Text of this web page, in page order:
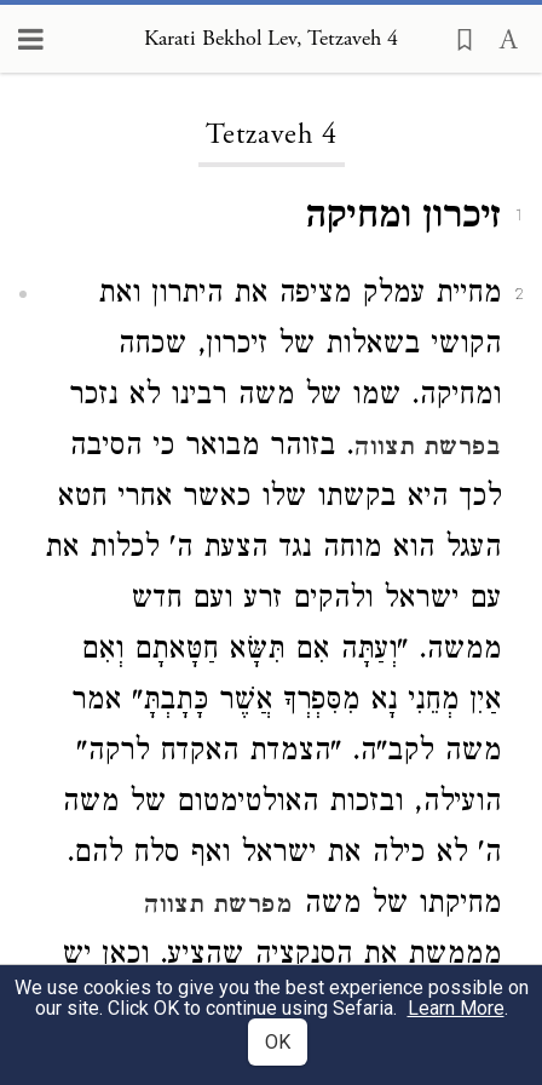
Karati Bekhol Lev, Tetzaveh 4
Tetzaveh 4
1 זיכרון ומחיקה
2
מחיית עמלק מציפה את היתרון ואת
הקושי בשאלות של זיכרון, שכחה
ומחיקה. שמו של משה רבינו לא נזכר
בפרשת תצווה. בזוהר מבואר כי הסיבה
לכך היא בקשתו שלו כאשר אחרי חטא
העגל הוא מוחה נגד הצעת ה' לכלות את
עם ישראל ולהקים זרע ועם חדש
ממשה. "וְעַתָּה אִם תִּשָּׂא חַטָּאתָם וְאִם
אַיִן מְחֵנִי נָא מִסִּפְרְךָ אֲשֶׁר כָּתָבְתָּ" אמר
משה לקב"ה. "הצמדת האקדח לרקה"
הועילה, ובזכות האולטימטום של משה
ה' לא כילה את ישראל ואף סלח להם.
מחיקתו של משה מפרשת תצווה
מממשת את הסנקציה שהציע. וכאן יש
לשאול — והלוא הקב"ה נעתר לבקשת
משה וקיבל את עמדתו. מדוע, אם כך,
We use cookies to give you the best experience possible on
our site. Click OK to continue using Sefaria. Learn More.
OK